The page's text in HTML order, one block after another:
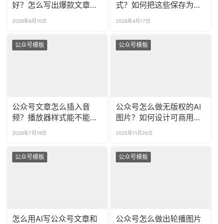
好？怎么写出爆款文章标
2026年6月10日
式？如何把这些保存为图
2026年4月17日
公众号模板
公众号文章怎么插入音
频？播放器样式能不能更
2026年7月19日
公众号模板
公众号怎么做无版权的AI
图片？如何设计可商用的
2025年11月26日
公众号模板
怎么用AI写公众号文章和
公众号模板
公众号怎么做出轮播图片